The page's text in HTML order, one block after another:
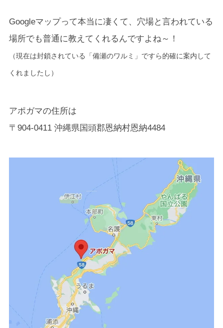
Googleマップって本当に凄くて、穴場と言われている
場所でも普通に教えてくれるんですよね～！
（現在は封鎖されている「備瀬のワルミ」ですら的確に案内して
くれましたし）
アポガマの住所は
〒904-0411 沖縄県国頭郡恩納村恩納4484